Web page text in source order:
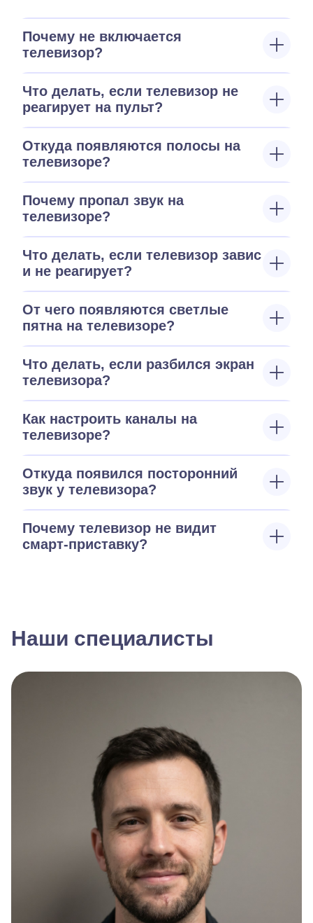
Почему не включается
телевизор?
Что делать, если телевизор не
реагирует на пульт?
Откуда появляются полосы на
телевизоре?
Почему пропал звук на
телевизоре?
Что делать, если телевизор завис
и не реагирует?
От чего появляются светлые
пятна на телевизоре?
Что делать, если разбился экран
телевизора?
Как настроить каналы на
телевизоре?
Откуда появился посторонний
звук у телевизора?
Почему телевизор не видит
смарт-приставку?
Наши специалисты